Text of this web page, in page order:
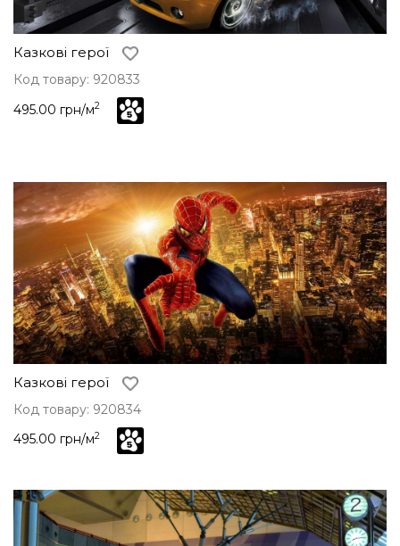
Казкові герої
Код товару: 920833
495.00 грн/м2
Казкові герої
Код товару: 920834
495.00 грн/м2